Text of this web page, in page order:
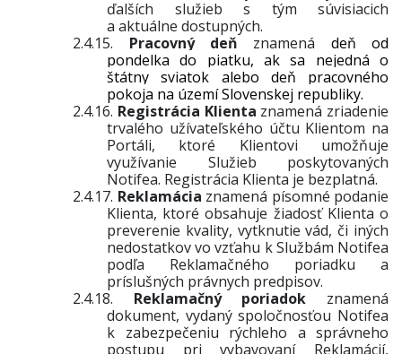
ďalších služieb s tým súvisiacich
a aktuálne dostupných.
2.4.15. Pracovný deň znamená deň od
pondelka do piatku, ak sa nejedná o
štátny sviatok alebo deň pracovného
pokoja na území Slovenskej republiky.
2.4.16. Registrácia Klienta znamená zriadenie
trvalého užívateľského účtu Klientom na
Portáli, ktoré Klientovi umožňuje
využívanie Služieb poskytovaných
Notifea. Registrácia Klienta je bezplatná.
2.4.17. Reklamácia znamená písomné podanie
Klienta, ktoré obsahuje žiadosť Klienta o
preverenie kvality, vytknutie vád, či iných
nedostatkov vo vzťahu k Službám Notifea
podľa Reklamačného poriadku a
príslušných právnych predpisov.
2.4.18. Reklamačný poriadok znamená
dokument, vydaný spoločnosťou Notifea
k zabezpečeniu rýchleho a správneho
postupu pri vybavovaní Reklamácií,